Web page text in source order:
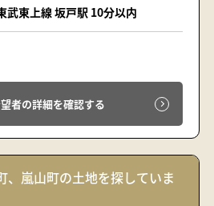
武東上線 坂戸駅 10分以内
者の詳細を確認する
、嵐山町の土地を探していま